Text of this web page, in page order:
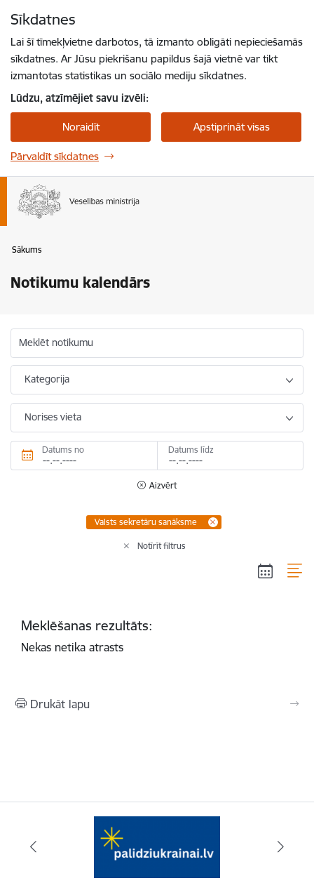
Sīkdatnes
Lai šī tīmekļvietne darbotos, tā izmanto obligāti nepieciešamās
sīkdatnes. Ar Jūsu piekrišanu papildus šajā vietnē var tikt
izmantotas statistikas un sociālo mediju sīkdatnes.
Lūdzu, atzīmējiet savu izvēli:
Noraidīt Apstiprināt visas
Pārvaldīt sīkdatnes
Sākums
Notikumu kalendārs
Meklēt notikumu
Kategorija
Norises vieta
Datums no Datums līdz
Aizvērt
Valsts sekretāru sanāksme
Notīrīt filtrus
Meklēšanas rezultāts:
Nekas netika atrasts
Drukāt lapu